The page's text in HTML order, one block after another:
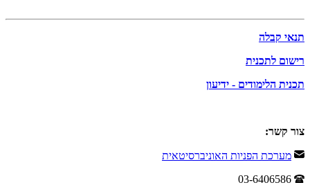
תנאי קבלה
רישום לתכנית
תכנית הלימודים - ידיעון
צור קשר:
מערכת הפניות האוניברסיטאית